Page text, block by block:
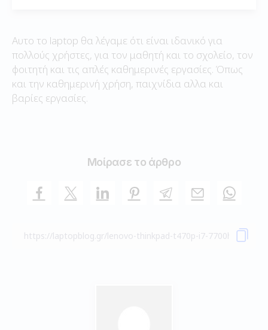
Αυτο το laptop θα λέγαμε ότι είναι ιδανικό για
πολλούς χρήστες, για τον μαθητή και το σχολείο, τον
φοιτητή και τις απλές καθημερινές εργασίες. Όπως
και την καθημερινή χρήση, παιχνίδια αλλα και
βαρίες εργασίες.
Μοίρασε το άρθρο